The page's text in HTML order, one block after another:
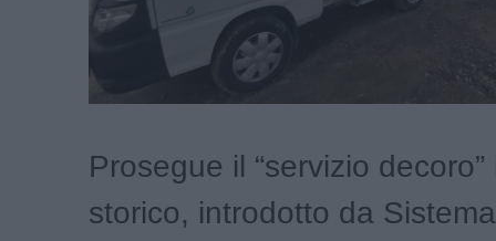
Prosegue il “servizio
storico, introdotto da